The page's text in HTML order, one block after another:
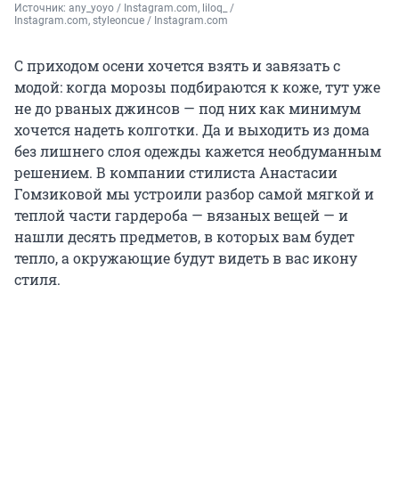
Источник: any_yoyo / Instagram.com, liloq_ /
Instagram.com, styleoncue / Instagram.com
С приходом осени хочется взять и завязать с
модой: когда морозы подбираются к коже, тут уже
не до рваных джинсов — под них как минимум
хочется надеть колготки. Да и выходить из дома
без лишнего слоя одежды кажется необдуманным
решением. В компании стилиста Анастасии
Гомзиковой мы устроили разбор самой мягкой и
теплой части гардероба — вязаных вещей — и
нашли десять предметов, в которых вам будет
тепло, а окружающие будут видеть в вас икону
стиля.